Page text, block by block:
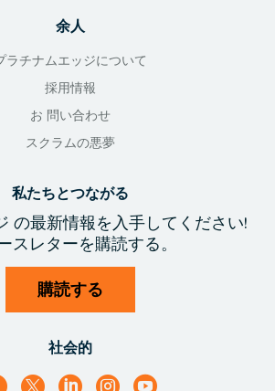
余人
ラチナムエッジについて
採用情報
お 問い合わせ
スクラムの悪夢
私たちとつながる
の最新情報を入手してください!
スレターを購読する。
購読する
社会的